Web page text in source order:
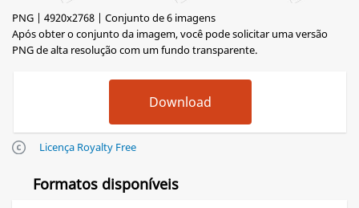
PNG | 4920x2768 | Conjunto de 6 imagens
Após obter o conjunto da imagem, você pode solicitar uma versão
PNG de alta resolução com um fundo transparente.
Licença Royalty Free
Formatos disponíveis